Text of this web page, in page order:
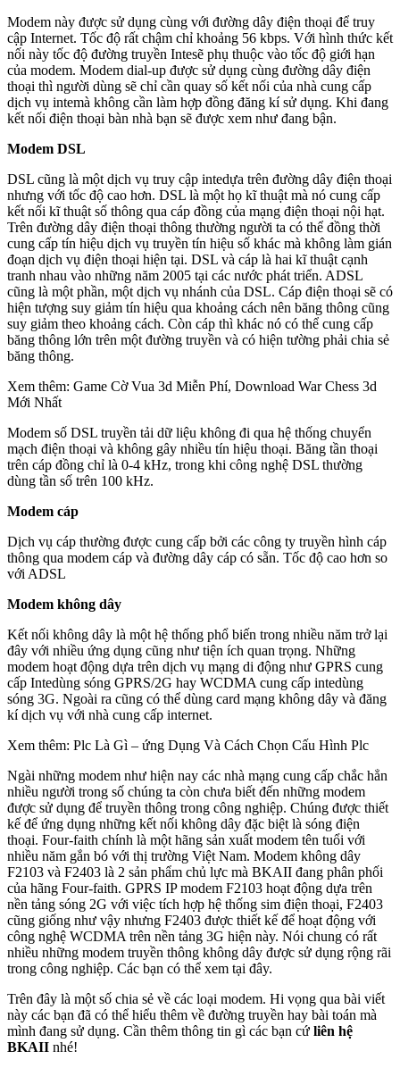
Modem này được sử dụng cùng với đường dây điện thoại để truy
cập Internet. Tốc độ rất chậm chỉ khoảng 56 kbps. Với hình thức kết
nối này tốc độ đường truyền Intesẽ phụ thuộc vào tốc độ giới hạn
của modem. Modem dial-up được sử dụng cùng đường dây điện
thoại thì người dùng sẽ chỉ cần quay số kết nối của nhà cung cấp
dịch vụ intemà không cần làm hợp đồng đăng kí sử dụng. Khi đang
kết nối điện thoại bàn nhà bạn sẽ được xem như đang bận.
Modem DSL
DSL cũng là một dịch vụ truy cập intedựa trên đường dây điện thoại
nhưng với tốc độ cao hơn. DSL là một họ kĩ thuật mà nó cung cấp
kết nối kĩ thuật số thông qua cáp đồng của mạng điện thoại nội hạt.
Trên đường dây điện thoại thông thường người ta có thể đồng thời
cung cấp tín hiệu dịch vụ truyền tín hiệu số khác mà không làm gián
đoạn dịch vụ điện thoại hiện tại. DSL và cáp là hai kĩ thuật cạnh
tranh nhau vào những năm 2005 tại các nước phát triển. ADSL
cũng là một phần, một dịch vụ nhánh của DSL. Cáp điện thoại sẽ có
hiện tượng suy giảm tín hiệu qua khoảng cách nên băng thông cũng
suy giảm theo khoảng cách. Còn cáp thì khác nó có thể cung cấp
băng thông lớn trên một đường truyền và có hiện tường phải chia sẻ
băng thông.
Xem thêm: Game Cờ Vua 3d Miễn Phí, Download War Chess 3d
Mới Nhất
Modem số DSL truyền tải dữ liệu không đi qua hệ thống chuyển
mạch điện thoại và không gây nhiều tín hiệu thoại. Băng tần thoại
trên cáp đồng chỉ là 0-4 kHz, trong khi công nghệ DSL thường
dùng tần số trên 100 kHz.
Modem cáp
Dịch vụ cáp thường được cung cấp bởi các công ty truyền hình cáp
thông qua modem cáp và đường dây cáp có sẵn. Tốc độ cao hơn so
với ADSL
Modem không dây
Kết nối không dây là một hệ thống phổ biến trong nhiều năm trở lại
đây với nhiều ứng dụng cũng như tiện ích quan trọng. Những
modem hoạt động dựa trên dịch vụ mạng di động như GPRS cung
cấp Intedùng sóng GPRS/2G hay WCDMA cung cấp intedùng
sóng 3G. Ngoài ra cũng có thể dùng card mạng không dây và đăng
kí dịch vụ với nhà cung cấp internet.
Xem thêm: Plc Là Gì – ứng Dụng Và Cách Chọn Cấu Hình Plc
Ngài những modem như hiện nay các nhà mạng cung cấp chắc hẳn
nhiều người trong số chúng ta còn chưa biết đến những modem
được sử dụng để truyền thông trong công nghiệp. Chúng được thiết
kế để ứng dụng những kết nối không dây đặc biệt là sóng điện
thoại. Four-faith chính là một hãng sản xuất modem tên tuổi với
nhiều năm gắn bó với thị trường Việt Nam. Modem không dây
F2103 và F2403 là 2 sản phẩm chủ lực mà BKAII đang phân phối
của hãng Four-faith. GPRS IP modem F2103 hoạt động dựa trên
nền tảng sóng 2G với việc tích hợp hệ thống sim điện thoại, F2403
cũng giống như vậy nhưng F2403 được thiết kế để hoạt động với
công nghệ WCDMA trên nền tảng 3G hiện này. Nói chung có rất
nhiều những modem truyền thông không dây được sử dụng rộng rãi
trong công nghiệp. Các bạn có thể xem tại đây.
Trên đây là một số chia sẻ về các loại modem. Hi vọng qua bài viết
này các bạn đã có thể hiểu thêm về đường truyền hay bài toán mà
mình đang sử dụng. Cần thêm thông tin gì các bạn cứ liên hệ
BKAII nhé!